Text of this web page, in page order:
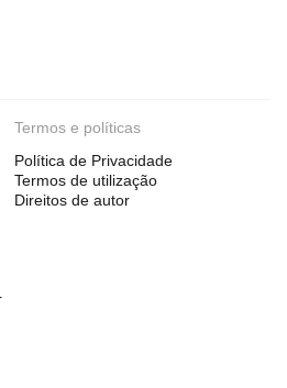
Termos e políticas
Política de Privacidade
Termos de utilização
Direitos de autor